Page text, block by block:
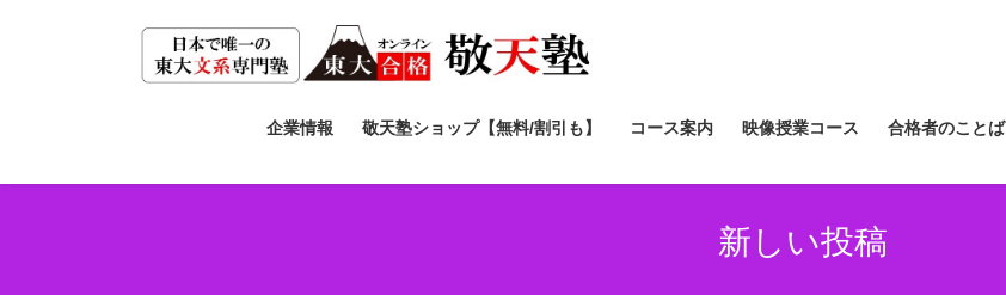
ス
ン
企業情報 敬天塾ショップ【無料/割引も】 コース案内 映像授業コース 合格者のことば
新しい投稿